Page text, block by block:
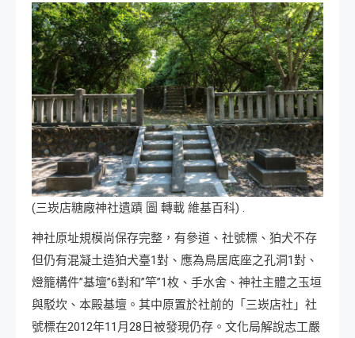
(三崁店糖廠神社遺蹟 圖 轉載 維基百科) .
神社原址規模尚保存完整，有參道、社號標、狛犬不存
但仍有混凝土造狛犬臺1對、應為鳥居底座之孔洞1對、
燈籠構件”基壇”6對和”竿”1枚 、手水舍、神社主體之玉垣
與駁坎、本殿基壇。其中原置於社前的「三崁店社」社
號標在2012年11月28日被發現仍存。文化局解說志工嚴